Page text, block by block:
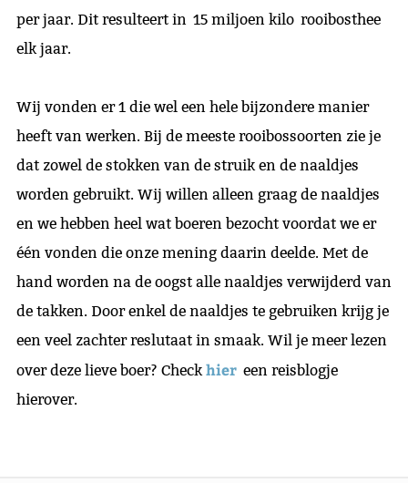
per jaar. Dit resulteert in 15 miljoen kilo rooibosthee
elk jaar.
Wij vonden er 1 die wel een hele bijzondere manier
heeft van werken. Bij de meeste rooibossoorten zie je
dat zowel de stokken van de struik en de naaldjes
worden gebruikt. Wij willen alleen graag de naaldjes
en we hebben heel wat boeren bezocht voordat we er
één vonden die onze mening daarin deelde. Met de
hand worden na de oogst alle naaldjes verwijderd van
de takken. Door enkel de naaldjes te gebruiken krijg je
een veel zachter reslutaat in smaak. Wil je meer lezen
over deze lieve boer? Check hier een reisblogje
hierover.